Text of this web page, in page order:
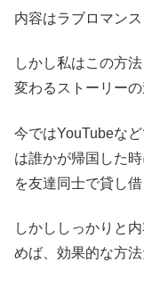
内容はラブロマン
しかし私はこの方
変わるストーリー
今ではYouTubeな
は誰かが帰国した
を友達同士で貸し
しかししっかりと
めば、効果的な方法